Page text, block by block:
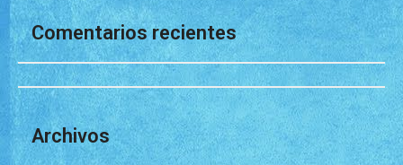
Comentarios recientes
Archivos